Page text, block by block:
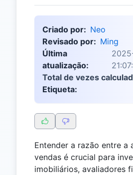
Criado por: Neo
Revisado por: Ming
Última
atualização:
Total de vezes
Etiqueta:
Entender a razão entre a
vendas é crucial para
imobiliários, avaliadores